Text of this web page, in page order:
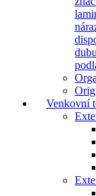
Venkovní